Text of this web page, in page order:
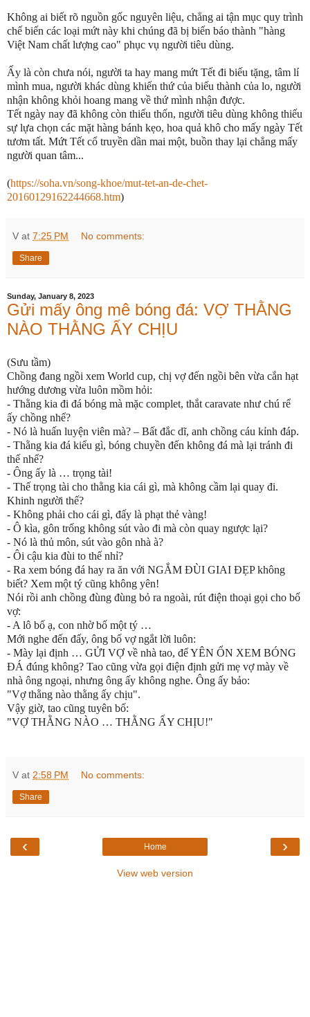
Không ai biết rõ nguồn gốc nguyên liệu, chẳng ai tận mục quy trình
chế biến các loại mứt này khi chúng đã bị biến báo thành "hàng
Việt Nam chất lượng cao" phục vụ người tiêu dùng.
Ấy là còn chưa nói, người ta hay mang mứt Tết đi biếu tặng, tâm lí
mình mua, người khác dùng khiến thứ của biếu thành của lo, người
nhận không khỏi hoang mang về thứ mình nhận được.
Tết ngày nay đã không còn thiếu thốn, người tiêu dùng không thiếu
sự lựa chọn các mặt hàng bánh kẹo, hoa quả khô cho mấy ngày Tết
tươm tất. Mứt Tết cổ truyền dần mai một, buồn thay lại chẳng mấy
người quan tâm...
(https://soha.vn/song-khoe/mut-tet-an-de-chet-
20160129162244668.htm)
V at 7:25 PM No comments:
Share
Sunday, January 8, 2023
Gửi mấy ông mê bóng đá: VỢ THẰNG
NÀO THẰNG ẤY CHỊU
(Sưu tầm)
Chồng đang ngồi xem World cup, chị vợ đến ngồi bên vừa cắn hạt
hướng dương vừa luôn mồm hỏi:
- Thằng kia đi đá bóng mà mặc complet, thắt caravate như chú rể
ấy chồng nhể?
- Nó là huấn luyện viên mà? – Bất đắc dĩ, anh chồng cáu kỉnh đáp.
- Thằng kia đá kiểu gì, bóng chuyền đến không đá mà lại tránh đi
thế nhể?
- Ông ấy là … trọng tài!
- Thế trọng tài cho thằng kia cái gì, mà không cầm lại quay đi.
Khinh người thế?
- Không phải cho cái gì, đấy là phạt thẻ vàng!
- Ô kìa, gôn trống không sút vào đi mà còn quay ngược lại?
- Nó là thủ môn, sút vào gôn nhà à?
- Ôi cậu kia đùi to thế nhỉ?
- Ra xem bóng đá hay ra ăn với NGẮM ĐÙI GIAI ĐẸP không
biết? Xem một tý cũng không yên!
Nói rồi anh chồng đùng đùng bỏ ra ngoài, rút điện thoại gọi cho bố
vợ:
- A lô bố ạ, con nhờ bố một tý …
Mới nghe đến đấy, ông bố vợ ngắt lời luôn:
- Mày lại định … GỬI VỢ về nhà tao, để YÊN ỔN XEM BÓNG
ĐÁ đúng không? Tao cũng vừa gọi điện định gửi mẹ vợ mày về
nhà ông ngoại, nhưng ông ấy không nghe. Ông ấy bảo:
"Vợ thằng nào thằng ấy chịu".
Vậy giờ, tao cũng tuyên bố:
"VỢ THẰNG NÀO … THẰNG ẤY CHỊU!"
V at 2:58 PM No comments:
Share
‹ ›
Home
View web version